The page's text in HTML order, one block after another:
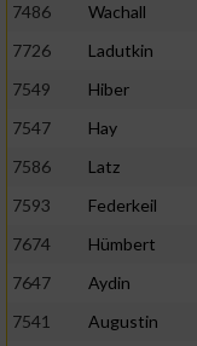
7486
Wachall
7726
Ladutkin
7549
Hiber
7547
Hay
7586
Latz
7593
Federkeil
7674
Hümbert
7647
Aydin
7541
Augustin